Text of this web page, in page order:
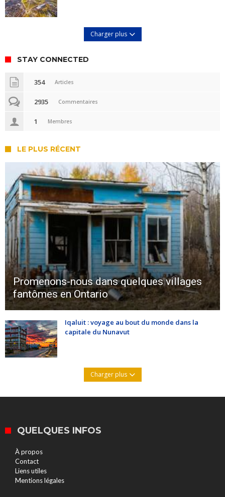
Charger plus
STAY CONNECTED
354 Articles
2935 Commentaires
1 Membres
LE PLUS RÉCENT
Promenons-nous dans quelques villages
fantômes en Ontario
Iqaluit : voyage au bout du monde dans la
capitale du Nunavut
Charger plus
QUELQUES INFOS
À propos
Contact
Liens utiles
Mentions légales